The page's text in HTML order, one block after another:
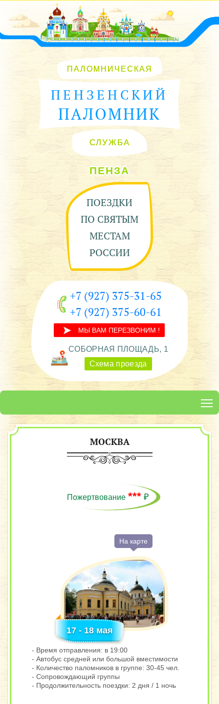
ПАЛОМНИЧЕСКАЯ
ПЕНЗЕНСКИЙ
ПАЛОМНИК
СЛУЖБА
ПЕНЗА
ПОЕЗДКИ
ПО СВЯТЫМ
МЕСТАМ
РОССИИ
+7 (927) 375-31-65
+7 (927) 375-60-61
МЫ ВАМ ПЕРЕЗВОНИМ !
СОБОРНАЯ ПЛОЩАДЬ, 1
Схема проезда
МОСКВА
Пожертвование ***₽
На карте
17 - 18 мая
- Время отправления: в 19:00
- Автобус средней или большой вместимости
- Количество паломников в группе: 30-45 чел.
- Сопровождающий группы
- Продолжительность поездки: 2 дня / 1 ночь